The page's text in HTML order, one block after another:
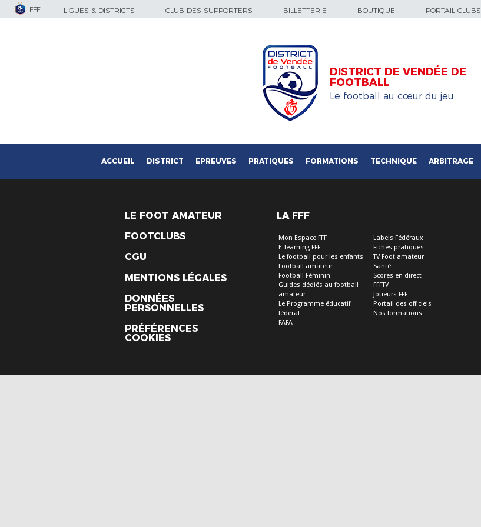
FFF LIGUES & DISTRICTS CLUB DES SUPPORTERS BILLETTERIE BOUTIQUE PORTAIL CLUBS
DISTRICT DE VENDÉE DE
FOOTBALL
Le football au cœur du jeu
ACCUEIL DISTRICT EPREUVES PRATIQUES FORMATIONS TECHNIQUE ARBITRAGE
LE FOOT AMATEUR
FOOTCLUBS
CGU
MENTIONS LÉGALES
DONNÉES
PERSONNELLES
PRÉFÉRENCES
COOKIES
LA FFF
Mon Espace FFF
E-learning FFF
Le football pour les enfants
Football amateur
Football Féminin
Guides dédiés au football
amateur
Le Programme éducatif
fédéral
FAFA
Labels Fédéraux
Fiches pratiques
TV Foot amateur
Santé
Scores en direct
FFFTV
Joueurs FFF
Portail des officiels
Nos formations